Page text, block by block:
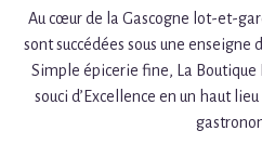
Au cœur de la Gascogne lot-et-
sont succédées sous une
Simple épicerie fine, La Boutique
souci d’Excellence en un haut